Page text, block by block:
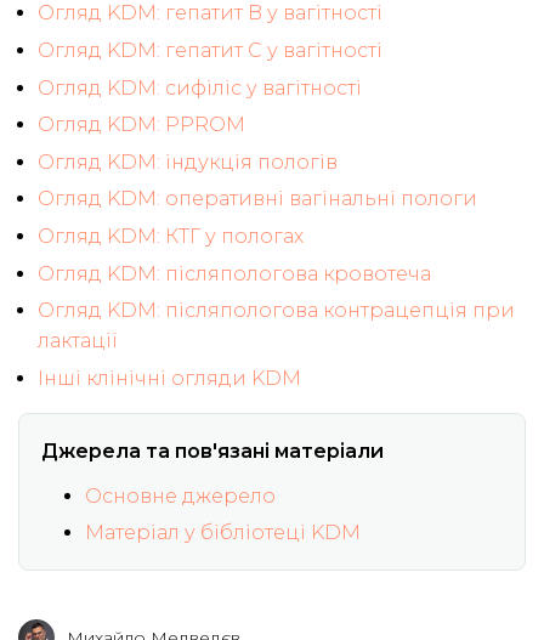
Огляд KDM: гепатит B у вагітності
Огляд KDM: гепатит C у вагітності
Огляд KDM: сифіліс у вагітності
Огляд KDM: PPROM
Огляд KDM: індукція пологів
Огляд KDM: оперативні вагінальні пологи
Огляд KDM: КТГ у пологах
Огляд KDM: післяпологова кровотеча
Огляд KDM: післяпологова контрацепція при
лактації
Інші клінічні огляди KDM
Джерела та пов'язані матеріали
Основне джерело
Матеріал у бібліотеці KDM